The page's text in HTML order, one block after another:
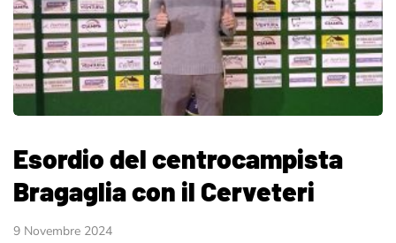
Esordio del centrocampista
Bragaglia con il Cerveteri
9 Novembre 2024